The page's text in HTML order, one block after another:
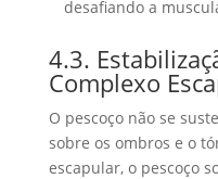
desafiando a
4.3.
Complexo
O pescoço não se
sobre os ombros e o
escapular, o pescoço